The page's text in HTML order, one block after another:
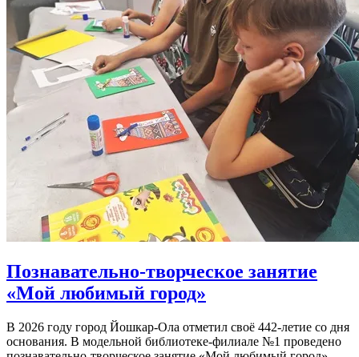
Познавательно-творческое занятие
«Мой любимый город»
В 2026 году город Йошкар-Ола отметил своё 442-летие со дня
основания. В модельной библиотеке-филиале №1 проведено